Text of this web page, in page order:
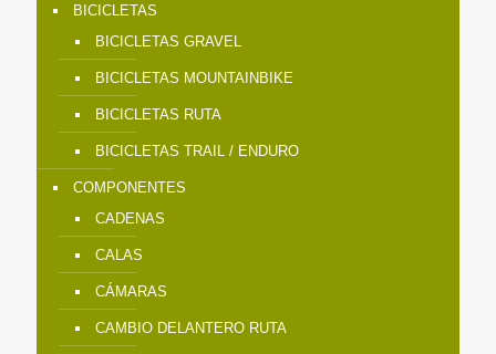
BICICLETAS
BICICLETAS GRAVEL
BICICLETAS MOUNTAINBIKE
BICICLETAS RUTA
BICICLETAS TRAIL / ENDURO
COMPONENTES
CADENAS
CALAS
CÁMARAS
CAMBIO DELANTERO RUTA